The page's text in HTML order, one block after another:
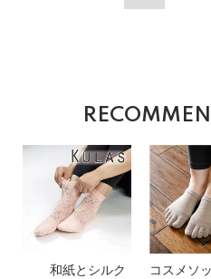
和紙とシルク
コスメソ